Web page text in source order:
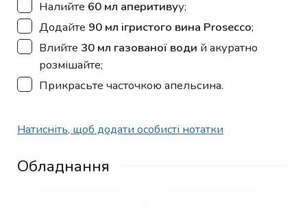
Налийте 60 мл аперитивуу;
▢
Додайте 90 мл ігристого вина Prosecco;
▢
Влийте 30 мл газованої води й акуратно
розмішайте;
▢
Прикрасьте часточкою апельсина.
Натисніть, щоб додати особисті нотатки
Обладнання